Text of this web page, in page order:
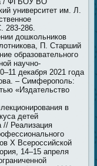
университет им. Л.
283-286.
дошкольников
П. Старший
образовательного
научно-
декабря 2021 года
– Симферополь:
«Издательство
в
детей
// Реализация
X Всероссийской
14–15 апреля